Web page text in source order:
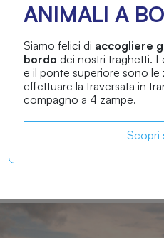
ANIMALI A
Siamo felici di accogliere
bordo dei nostri traghetti.
e il ponte superiore sono
effettuare la traversata in
compagno a 4 zampe.
Scopri